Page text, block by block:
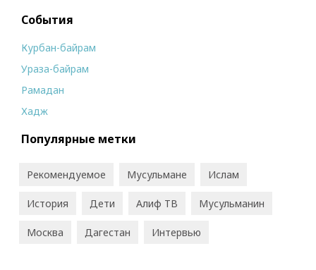
События
Курбан-байрам
Ураза-байрам
Рамадан
Хадж
Популярные метки
Рекомендуемое Мусульмане Ислам
История Дети Алиф ТВ Мусульманин
Москва Дагестан Интервью